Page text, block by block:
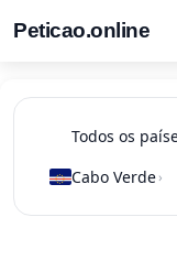
Peticao.online
Todos os
Cabo Verde›